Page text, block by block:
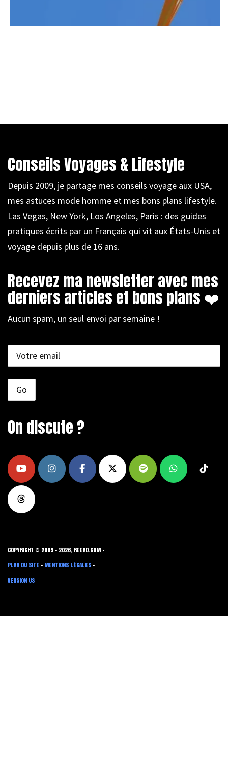
Conseils Voyages & Lifestyle
Depuis 2009, je partage mes conseils voyage aux USA,
mes astuces mode homme et mes bons plans lifestyle.
Las Vegas, New York, Los Angeles, Paris : des guides
pratiques écrits par un Français qui vit aux États-Unis et
voyage depuis plus de 16 ans.
Recevez ma newsletter avec mes
derniers articles et bons plans ❤️
Aucun spam, un seul envoi par semaine !
On discute ?
COPYRIGHT © 2009 - 2026, REEAD.COM -
PLAN DU SITE - MENTIONS LÉGALES -
VERSION US